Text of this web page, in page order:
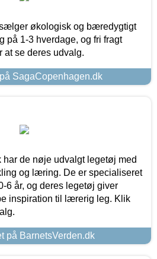
økologisk og bæredygtigt
på 1-3 hverdage, og fri fragt
at se deres udvalg.
SagaCopenhagen.dk
har de nøje udvalgt legetøj med
og læring. De er specialiseret
6 år, og deres legetøj giver
inspiration til lærerig leg. Klik
på BarnetsVerden.dk